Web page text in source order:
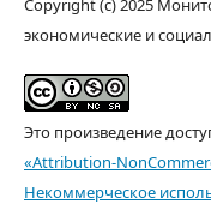
Copyright (c) 2025
экономические и
Это произведение
«Attribution-
Некоммерческое